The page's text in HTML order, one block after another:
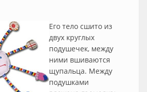
Его тело сшито из
двух круглых
подушечек, между
ними вшиваются
щупальца. Между
подушками